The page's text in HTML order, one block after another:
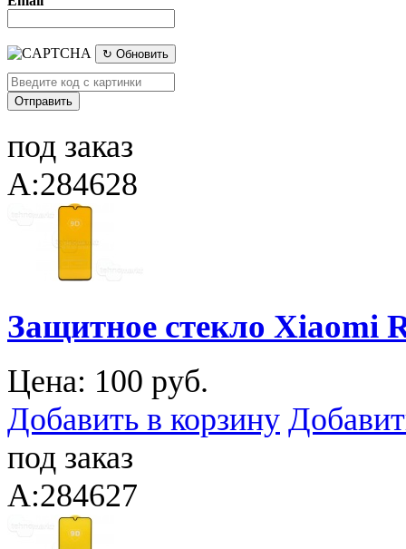
↻ Обновить
под заказ
A:284628
Защитное стекло Xiaomi
Цена: 100 руб.
Добавить в корзину
под заказ
A:284627